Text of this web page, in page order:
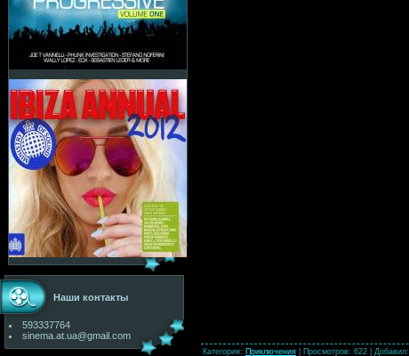
Наши контакты
593337764
sinema.at.ua@gmail.com
Категория: Приключения Просмотров: 622 | Добавил: